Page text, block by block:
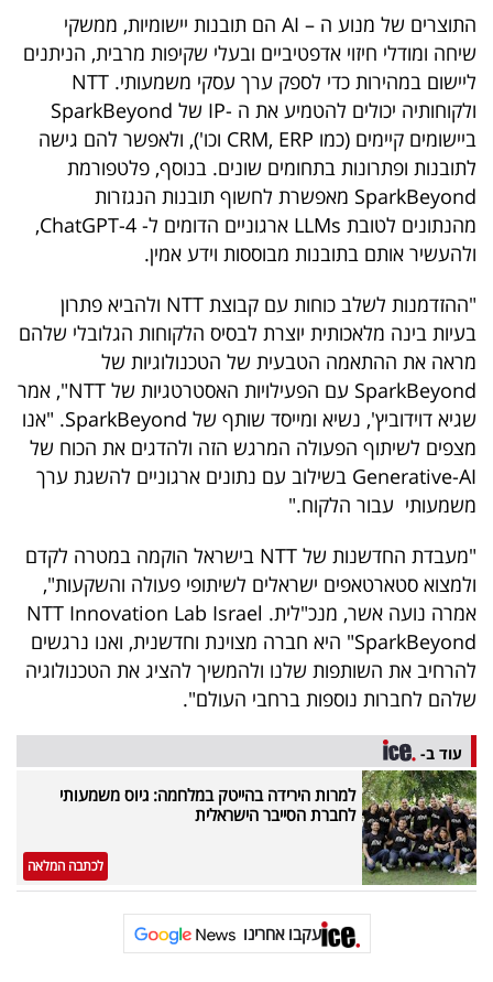
40
שיתופי
פעולה
דרושים
ניוזלטרים
מייל
אדום
פרסמו
עקבו
אחרינו:
התוצרים של מנוע ה – AI הם תובנות יישומיות, ממשקי
שיחה ומודלי חיזוי אדפטיביים ובעלי שקיפות מרבית, הניתנים
ליישום במהירות כדי לספק ערך עסקי משמעותי. NTT
ולקוחותיה יכולים להטמיע את ה -IP של SparkBeyond
ביישומים קיימים (כמו CRM, ERP וכו'), ולאפשר להם גישה
לתובנות ופתרונות בתחומים שונים. בנוסף, פלטפורמת
SparkBeyond מאפשרת לחשוף תובנות הנגזרות
מהנתונים לטובת LLMs ארגוניים הדומים ל- ChatGPT-4,
ולהעשיר אותם בתובנות מבוססות וידע אמין.
"ההזדמנות לשלב כוחות עם קבוצת NTT ולהביא פתרון
בעיות בינה מלאכותית יוצרת לבסיס הלקוחות הגלובלי שלהם
מראה את ההתאמה הטבעית של הטכנולוגיות של
SparkBeyond עם הפעילויות האסטרטגיות של NTT", אמר
שגיא דוידוביץ', נשיא ומייסד שותף של SparkBeyond. "אנו
מצפים לשיתוף הפעולה המרגש הזה ולהדגים את הכוח של
Generative-AI בשילוב עם נתונים ארגוניים להשגת ערך
משמעותי עבור הלקוח."
"מעבדת החדשנות של NTT בישראל הוקמה במטרה לקדם
ולמצוא סטארטאפים ישראלים לשיתופי פעולה והשקעות",
אמרה נועה אשר, מנכ"ליתNTT Innovation Lab Israel .
"SparkBeyond היא חברה מצוינת וחדשנית, ואנו נרגשים
להרחיב את השותפות שלנו ולהמשיך להציג את הטכנולוגיה
שלהם לחברות נוספות ברחבי העולם".
עוד ב-
למרות הירידה בהייטק במלחמה: גיוס משמעותי
לחברת הסייבר הישראלית
לכתבה המלאה
עקבו אחרינו